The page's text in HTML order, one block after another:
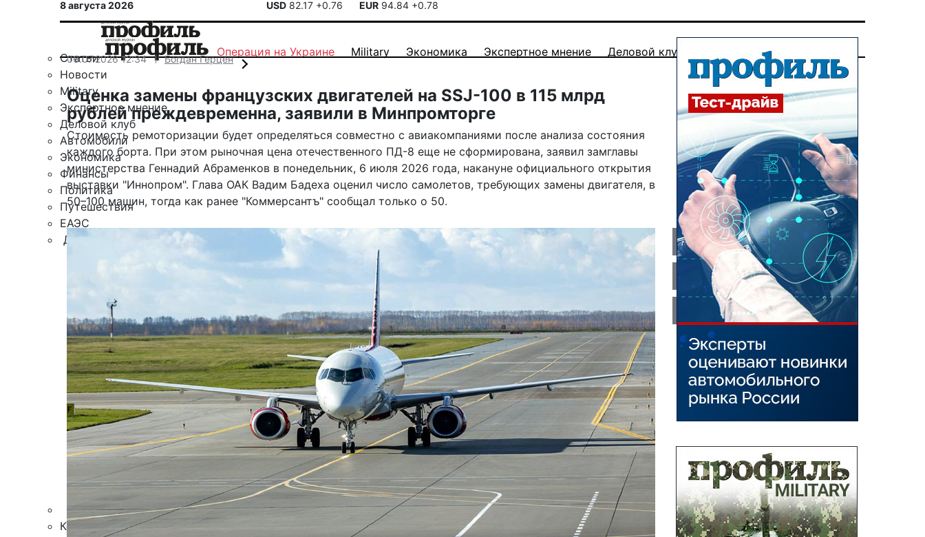
8 августа 2026 USD 82.17 +0.76 EUR 94.84 +0.78
Статьи
Новости
Military
Экспертное мнение
Деловой клуб
Автомобили
Экономика
Финансы
Политика
Путешествия
ЕАЭС
Другие рубрики
Спецпроект «Юрий Мамлеев»
Зарубежье
Армия
Персона
Наука и Технологии
Культура
Общество
Спорт
Здоровье
Происшествия
Дайджесты
Стиль жизни
Новости партнеров
Интересное
Контакты
Операция на Украине Military Экономика Экспертное мнение Деловой клуб
06.07.2026 12:34 Богдан Герцен
Оценка замены французских двигателей на SSJ-100 в 115 млрд
рублей преждевременна, заявили в Минпромторге
Стоимость ремоторизации будет определяться совместно с авиакомпаниями после анализа состояния
каждого борта. При этом рыночная цена отечественного ПД-8 еще не сформирована, заявил замглавы
министерства Геннадий Абраменков в понедельник, 6 июля 2026 года, накануне официального открытия
выставки "Иннопром". Глава ОАК Вадим Бадеха оценил число самолетов, требующих замены двигателя, в
50–100 машин, тогда как ранее "Коммерсантъ" сообщал только о 50.